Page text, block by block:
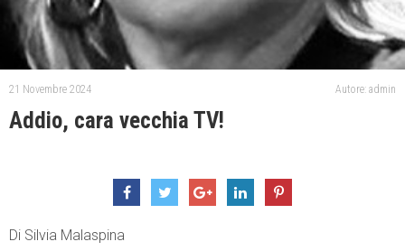
21 Novembre 2024 Autore: admin
Addio, cara vecchia TV!
Di Silvia Malaspina